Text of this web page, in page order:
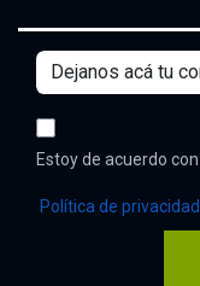
Estoy de acuerdo
Política de privacidad